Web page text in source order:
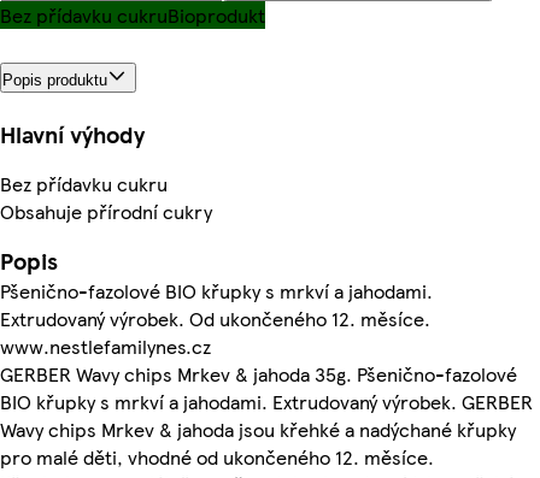
Bez přídavku cukruBioprodukt
Popis produktu
Hlavní výhody
Bez přídavku cukru
Obsahuje přírodní cukry
Popis
Pšenično-fazolové BIO křupky s mrkví a jahodami.
Extrudovaný výrobek. Od ukončeného 12. měsíce.
www.nestlefamilynes.cz
GERBER Wavy chips Mrkev & jahoda 35g. Pšenično-fazolové
BIO křupky s mrkví a jahodami. Extrudovaný výrobek. GERBER
Wavy chips Mrkev & jahoda jsou křehké a nadýchané křupky
pro malé děti, vhodné od ukončeného 12. měsíce.